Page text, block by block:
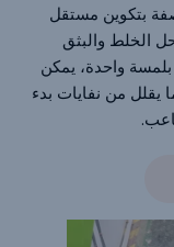
بتكوين مستقل
الخلط والبثق
واحدة، يمكن
في غضون 3 دقائق، مما يقلل من نفايات بدء